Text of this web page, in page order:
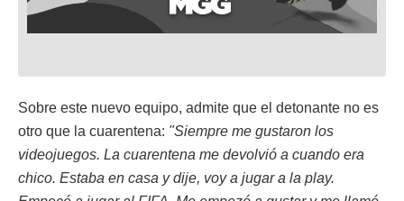
Sobre este nuevo equipo, admite que el detonante no es
otro que la cuarentena: "Siempre me gustaron los
videojuegos. La cuarentena me devolvió a cuando era
chico. Estaba en casa y dije, voy a jugar a la play.